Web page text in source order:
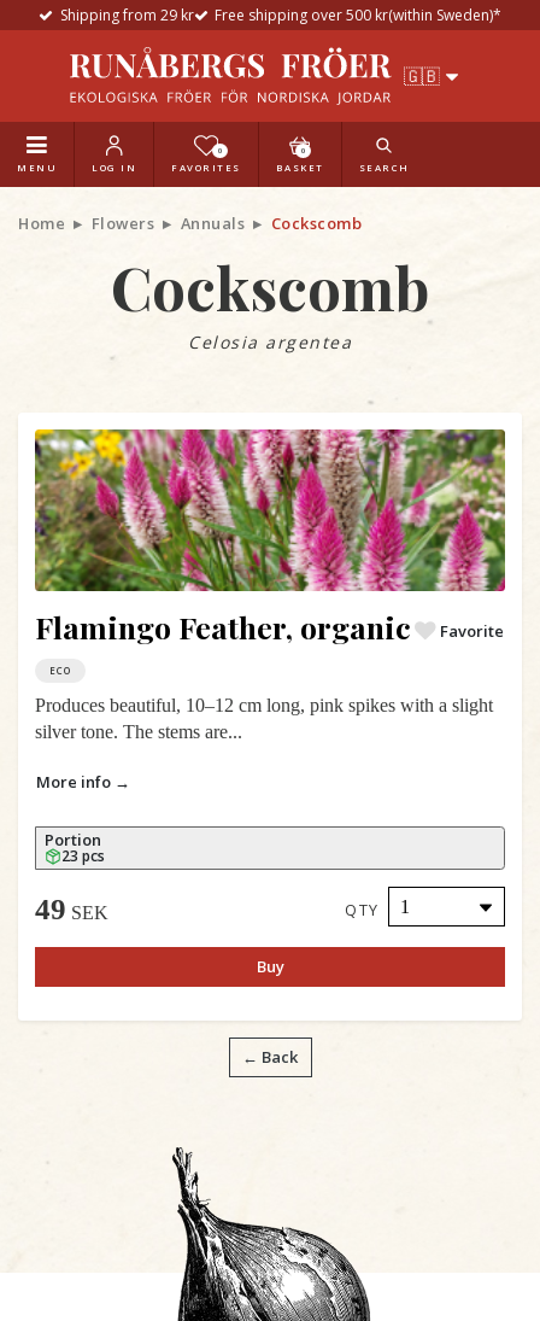
Shipping from 29 kr Free shipping over 500 kr(within Sweden)*
MENU LOG IN
0
FAVORITES
0
BASKET SEARCH
Home Flowers Annuals Cockscomb
Cockscomb
Celosia argentea
Flamingo Feather, organic Favorite
ECO
Produces beautiful, 10–12 cm long, pink spikes with a slight
silver tone. The stems are...
More info →
Portion
23 pcs
49 SEK QTY
Buy
← Back